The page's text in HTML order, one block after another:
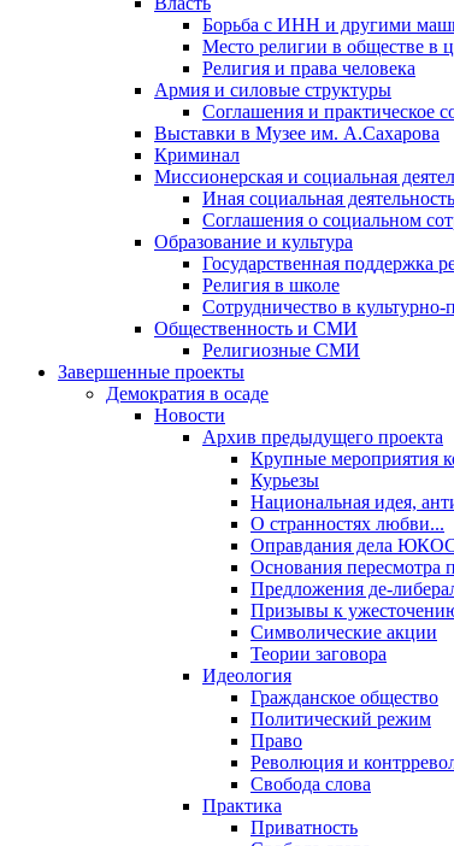
Борьба с ИНН и другими
Место религии в обществе в
Религия и права человека
Армия и силовые структуры
Соглашения и практическое
Выставки в Музее им. А.Сахарова
Криминал
Миссионерская и социальная
Иная социальная деятельность
Соглашения о социальном
Образование и культура
Государственная поддержка
Религия в школе
Сотрудничество в культурно-
Общественность и СМИ
Религиозные СМИ
Завершенные проекты
Демократия в осаде
Новости
Архив предыдущего проекта
Крупные мероприятия
Курьезы
Национальная идея,
О странностях любви...
Оправдания дела
Основания пересмотра
Предложения де-
Призывы к ужесточению
Символические акции
Теории заговора
Идеология
Гражданское общество
Политический режим
Право
Революция и
Свобода слова
Практика
Приватность